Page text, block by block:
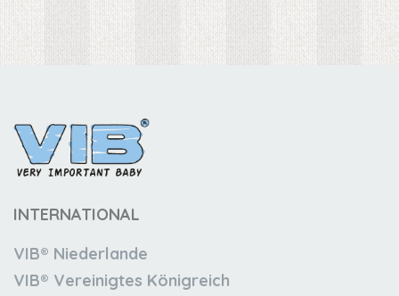
INTERNATIONAL
VIB® Niederlande
VIB® Vereinigtes Königreich